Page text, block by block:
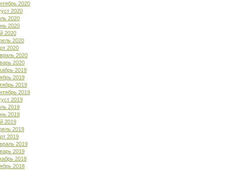
2020
2020
2020
2020
2020
2020
2020
2020
2020
2019
2019
2019
2019
2019
2019
2019
2019
2019
2019
2019
2019
2018
2018